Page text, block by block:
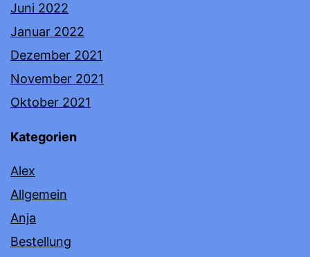
Juni 2022
Januar 2022
Dezember 2021
November 2021
Oktober 2021
Kategorien
Alex
Allgemein
Anja
Bestellung